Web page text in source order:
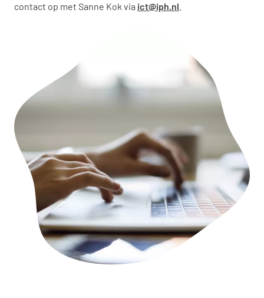
contact op met Sanne Kok via ict@iph.nl